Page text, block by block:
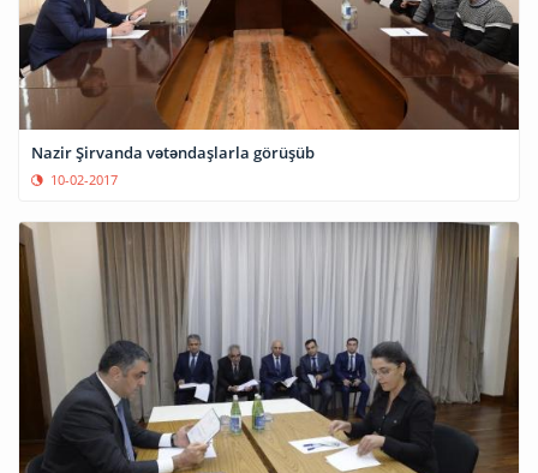
Nazir Şirvanda vətəndaşlarla görüşüb
10-02-2017